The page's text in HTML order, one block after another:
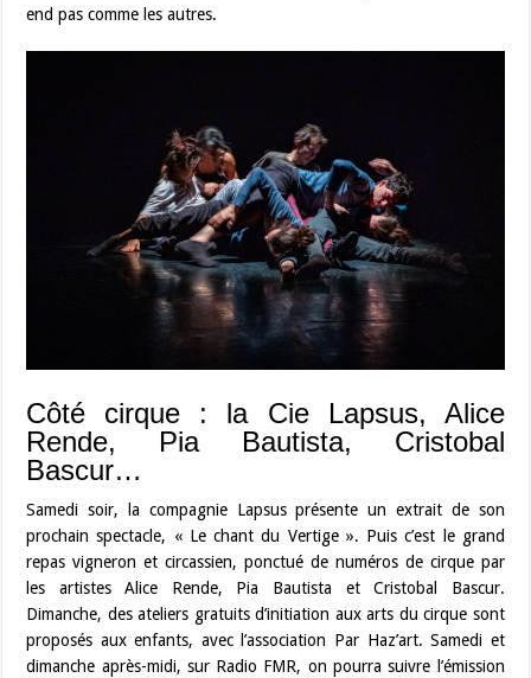
end pas comme les autres.
Côté cirque : la Cie Lapsus, Alice
Rende, Pia Bautista, Cristobal
Bascur…
Samedi soir, la compagnie Lapsus présente un extrait de son
prochain spectacle, « Le chant du Vertige ». Puis c’est le grand
repas vigneron et circassien, ponctué de numéros de cirque par
les artistes Alice Rende, Pia Bautista et Cristobal Bascur.
Dimanche, des ateliers gratuits d’initiation aux arts du cirque sont
proposés aux enfants, avec l’association Par Haz’art. Samedi et
dimanche après-midi, sur Radio FMR, on pourra suivre l’émission